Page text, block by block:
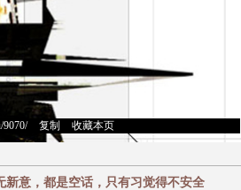
9070/> 复制 收藏本页
新意，都是空话，只有习觉得不安全